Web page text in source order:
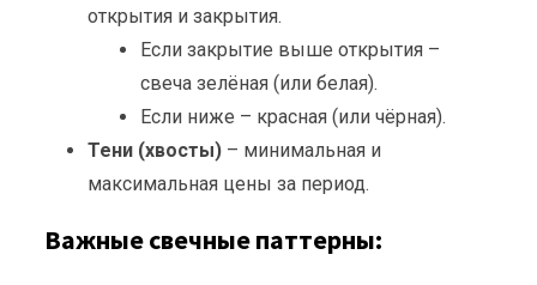
открытия и закрытия.
Если закрытие выше открытия –
свеча зелёная (или белая).
Если ниже – красная (или чёрная).
Тени (хвосты) – минимальная и
максимальная цены за период.
Важные свечные паттерны: